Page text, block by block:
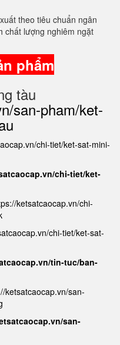
theo tiêu chuẩn ngân
chất lượng nghiêm ngặt
phẩm
tàu
san-pham/ket-
chi-tiet/ket-sat-mini-
chi-tiet/ket-
ketsatcaocap.vn/chi-
chi-tiet/ket-sat-
tin-tuc/ban-
ketsatcaocap.vn/san-
san-